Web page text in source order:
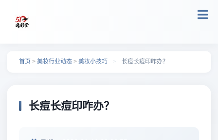
首页 > 美妆行业动态 > 美妆小技巧 > 长痘长痘印咋办？
长痘长痘印咋办？